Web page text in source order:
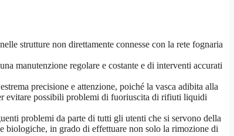
strutture non direttamente connesse con la rete fognaria
manutenzione regolare e costante e di interventi accurati
precisione e attenzione, poiché la vasca adibita alla
evitare possibili problemi di fuoriuscita di rifiuti liquidi
problemi da parte di tutti gli utenti che si servono della
biologiche, in grado di effettuare non solo la rimozione di